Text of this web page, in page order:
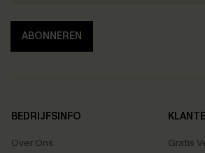
ABONNEREN
BEDRIJFSINFO
Over Ons
Gratis